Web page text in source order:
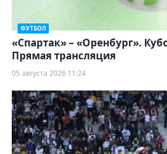
ФУТБОЛ
«Спартак» – «Оренбург».
Прямая трансляция
05 августа 2026 11:24